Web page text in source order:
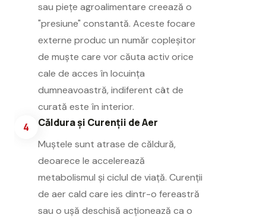
sau piețe agroalimentare creează o
"presiune" constantă. Aceste focare
externe produc un număr copleșitor
de muște care vor căuta activ orice
cale de acces în locuința
dumneavoastră, indiferent cât de
curată este în interior.
4 Căldura și Curenții de Aer
Muștele sunt atrase de căldură,
deoarece le accelerează
metabolismul și ciclul de viață. Curenții
de aer cald care ies dintr-o fereastră
sau o ușă deschisă acționează ca o